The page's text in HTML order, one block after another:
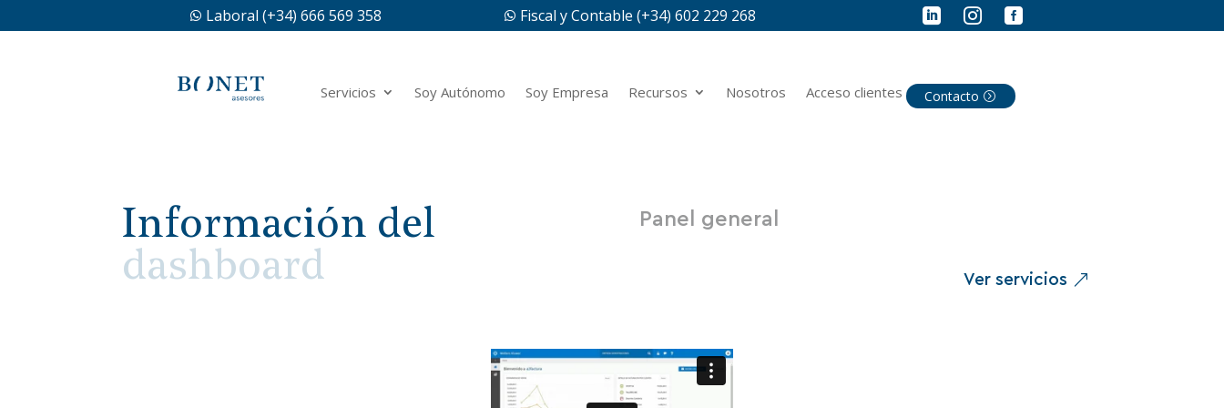
 Laboral (+34) 666 569 358  Fiscal y Contable (+34) 602 229 268   
Servicios Soy Autónomo Soy Empresa Recursos Nosotros Acceso clientes Contacto
Información del
dashboard
Panel general
Ver servicios